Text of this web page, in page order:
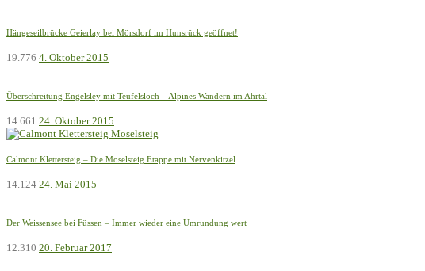
Hängeseilbrücke Geierlay bei Mörsdorf im Hunsrück geöffnet!
19.776 4. Oktober 2015
Überschreitung Engelsley mit Teufelsloch – Alpines Wandern im Ahrtal
14.661 24. Oktober 2015
Calmont Klettersteig – Die Moselsteig Etappe mit Nervenkitzel
14.124 24. Mai 2015
Der Weissensee bei Füssen – Immer wieder eine Umrundung wert
12.310 20. Februar 2017